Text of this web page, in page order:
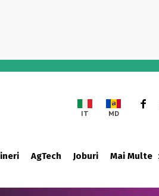
IT MD
AgTech Joburi Mai Multe